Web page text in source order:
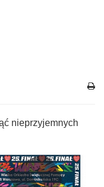
nieprzyjemnych